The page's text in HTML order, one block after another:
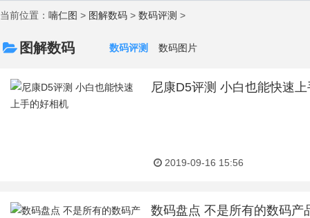
当前位置： 喃仁图 > 图解数码 > 数码评测 >
图解数码 数码评测 数码图片
尼康D5评测 小白也能快速
2019-09-16 15:56
数码盘点 不是所有的数码产